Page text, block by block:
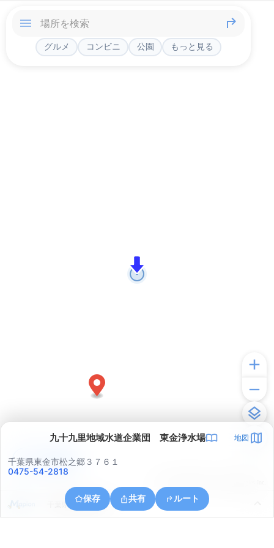
グルメ コンビニ 公園 もっと見る
九十九里地域水道企業団 東金浄水場 地図
千葉県東金市松之郷３７６１
0475-54-2818
保存 共有 ルート
千葉県東金市酒蔵
アプリで見る